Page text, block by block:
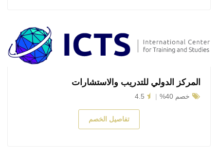
المركز الدولي للتدريب والاستشارات
خصم 40% 4.5
تفاصيل الخصم